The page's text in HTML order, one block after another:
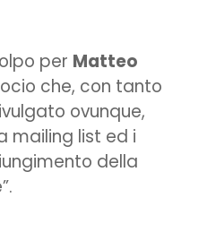
per Matteo
che, con tanto
ovunque,
mailing list ed i
della